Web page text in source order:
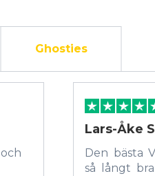
Ghosties
Lars-Åke
Den bästa
så långt